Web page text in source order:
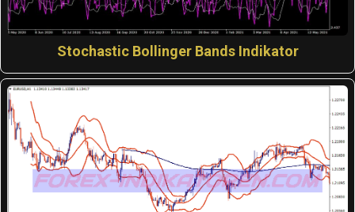
Stochastic Bollinger Bands Indikator